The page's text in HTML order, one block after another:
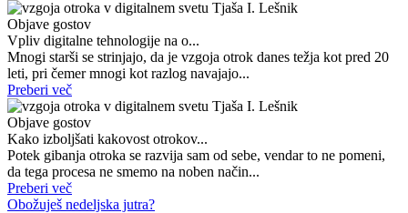
Objave gostov
Vpliv digitalne tehnologije na o...
Mnogi starši se strinjajo, da je vzgoja otrok danes težja kot pred 20
leti, pri čemer mnogi kot razlog navajajo...
Preberi več
Objave gostov
Kako izboljšati kakovost otrokov...
Potek gibanja otroka se razvija sam od sebe, vendar to ne pomeni,
da tega procesa ne smemo na noben način...
Preberi več
Obožuješ nedeljska jutra?